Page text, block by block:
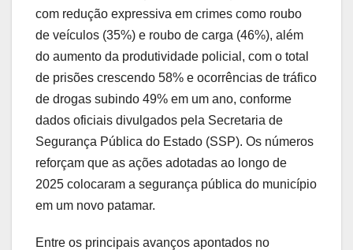
com redução expressiva em crimes como roubo
de veículos (35%) e roubo de carga (46%), além
do aumento da produtividade policial, com o total
de prisões crescendo 58% e ocorrências de tráfico
de drogas subindo 49% em um ano, conforme
dados oficiais divulgados pela Secretaria de
Segurança Pública do Estado (SSP). Os números
reforçam que as ações adotadas ao longo de
2025 colocaram a segurança pública do município
em um novo patamar.
Entre os principais avanços apontados no